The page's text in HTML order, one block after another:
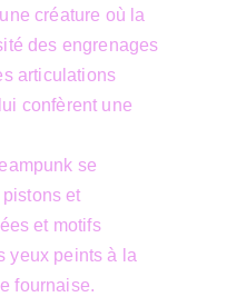
créature où la
des engrenages
articulations
confèrent une
se
et
et motifs
yeux peints à la
fournaise.